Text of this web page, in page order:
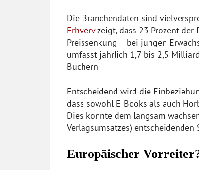
Die Branchendaten sind
Erhvervzeigt, dass 23 Prozent der
Preissenkung – bei jungen
umfasst jährlich 1,7 bis 2,5
Büchern.
Entscheidend wird die
dass sowohl E-Books als auch
Dies könnte dem langsam
Verlagsumsatzes) entscheidenden
Europäischer